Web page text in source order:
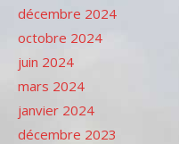
décembre 2024
octobre 2024
juin 2024
mars 2024
janvier 2024
décembre 2023